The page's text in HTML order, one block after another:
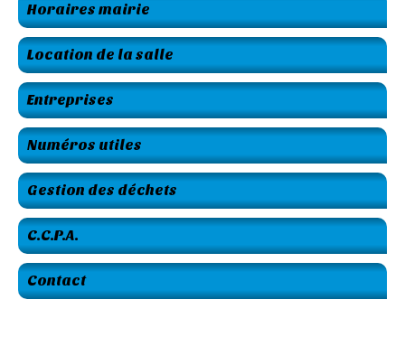
Horaires mairie
Location de la salle
Entreprises
Numéros utiles
Gestion des déchets
C.C.P.A.
Contact